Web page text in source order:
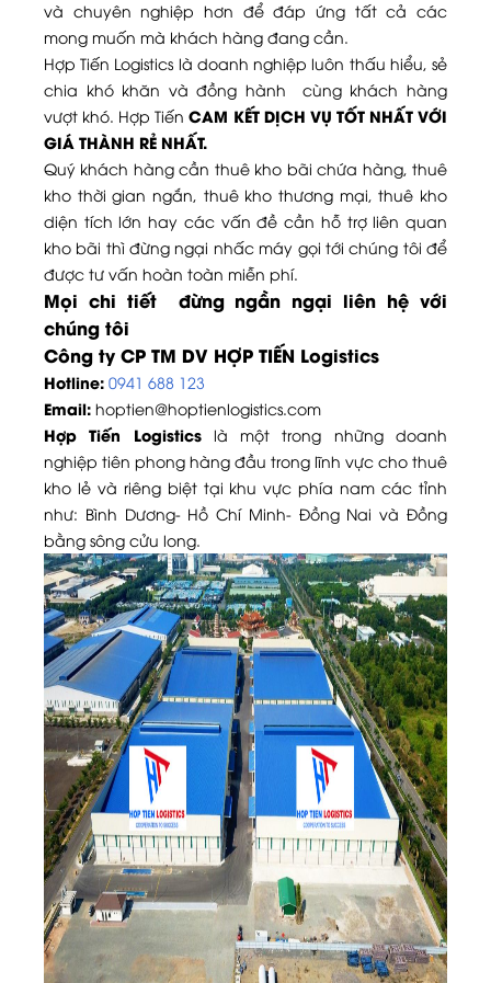
và chuyên nghiệp hơn để đáp ứng tất cả các
mong muốn mà khách hàng đang cần.
Hợp Tiến Logistics là doanh nghiệp luôn thấu hiểu, sẻ
chia khó khăn và đồng hành cùng khách hàng
vượt khó. Hợp TiếnCAM KẾT DỊCH VỤ TỐT NHẤT VỚI
GIÁ THÀNH RẺ NHẤT.
Quý khách hàng cần thuê kho bãi chứa hàng, thuê
kho thời gian ngắn, thuê kho thương mại, thuê kho
diện tích lớn hay các vấn đề cần hỗ trợ liên quan
kho bãi thì đừng ngại nhấc máy gọi tới chúng tôi để
được tư vấn hoàn toàn miễn phí.
Mọi chi tiết đừng ngần ngại liên hệ với
chúng tôi
Công ty CP TM DV HỢP TIẾN Logistics
Hotline: 0941 688 123
Email: hoptien@hoptienlogistics.com
Hợp Tiến Logisticslà một trong những doanh
nghiệp tiên phong hàng đầu trong lĩnh vực cho thuê
kho lẻ và riêng biệt tại khu vực phía nam các tỉnh
như: Bình Dương- Hồ Chí Minh- Đồng Nai và Đồng
bằng sông cửu long.